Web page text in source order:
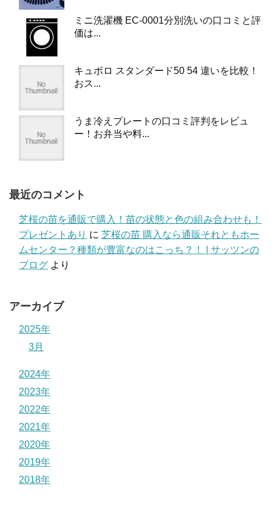
ミニ洗濯機 EC-0001分別洗いの口コミと評
価は...
キュボロ スタンダード50 54 違いを比較！
おス...
うま冷えプレートの口コミ評判をレビュ
ー！お弁当や料...
最近のコメント
芝桜の苗を通販で購入！苗の状態と色の組み合わせも！
プレゼントあり に 芝桜の苗 購入なら通販それともホー
ムセンター？種類が豊富なのはこっち？！ | サッツンの
ブログ より
アーカイブ
2025年
3月
2024年
2023年
2022年
2021年
2020年
2019年
2018年